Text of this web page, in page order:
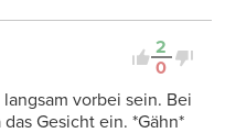
2
0
vorbei sein. Bei
Gesicht ein. *Gähn*